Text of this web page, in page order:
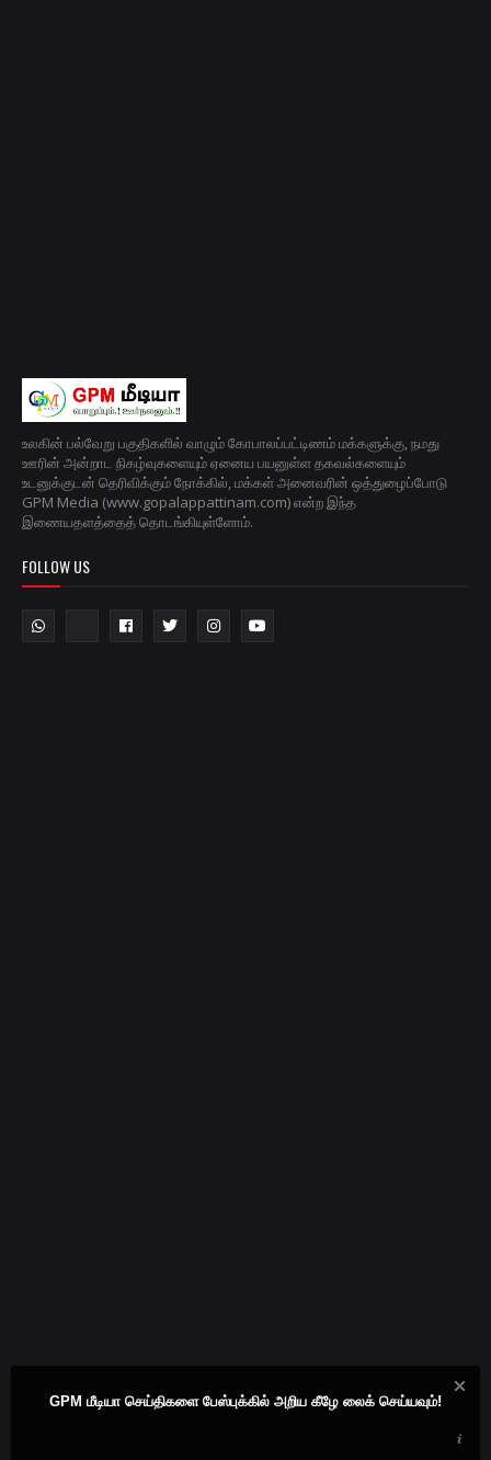
உலகின் பல்வேறு பகுதிகளில் வாழும் கோபாலப்பட்டிணம் மக்களுக்கு, நமது
ஊரின் அன்றாட நிகழ்வுகளையும் ஏனைய பயனுள்ள தகவல்களையும்
உடனுக்குடன் தெரிவிக்கும் நோக்கில், மக்கள் அனைவரின் ஒத்துழைப்போடு
GPM Media (www.gopalappattinam.com) என்ற இந்த
இணையதளத்தைத் தொடங்கியுள்ளோம்.
FOLLOW US
GPM மீடியா செய்திகளை பேஸ்புக்கில் அறிய கீழே லைக் செய்யவும்!